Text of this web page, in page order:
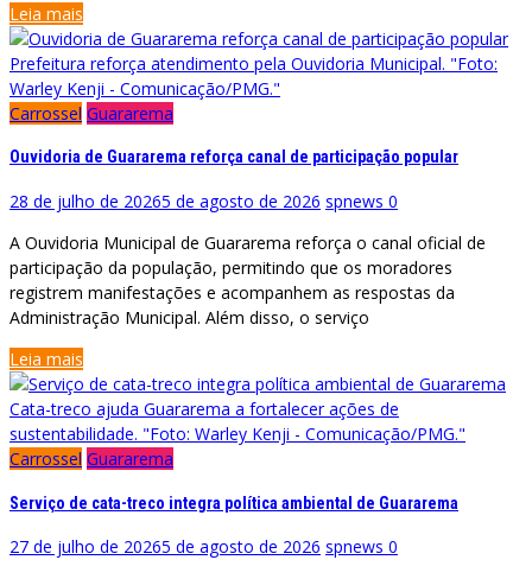
Leia mais
Prefeitura reforça atendimento pela Ouvidoria Municipal. "Foto:
Warley Kenji - Comunicação/PMG."
Carrossel Guararema
Ouvidoria de Guararema reforça canal de participação popular
28 de julho de 20265 de agosto de 2026 spnews 0
A Ouvidoria Municipal de Guararema reforça o canal oficial de
participação da população, permitindo que os moradores
registrem manifestações e acompanhem as respostas da
Administração Municipal. Além disso, o serviço
Leia mais
Cata-treco ajuda Guararema a fortalecer ações de
sustentabilidade. "Foto: Warley Kenji - Comunicação/PMG."
Carrossel Guararema
Serviço de cata-treco integra política ambiental de Guararema
27 de julho de 20265 de agosto de 2026 spnews 0